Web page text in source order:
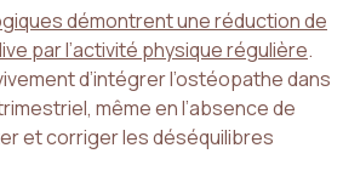
démontrent une réduction de
par l’activité physique régulière.
d’intégrer l’ostéopathe dans
même en l’absence de
et corriger les déséquilibres